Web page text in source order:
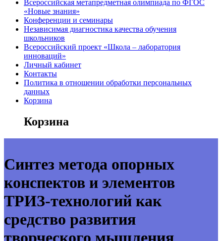
Всероссийская метапредметная олимпиада по ФГОС
«Новые знания»
Конференции и семинары
Независимая диагностика качества обучения
школьников
Всероссийский проект «Школа – лаборатория
инноваций»
Личный кабинет
Контакты
Политика в отношении обработки персональных
данных
Корзина
Корзина
Синтез метода опорных
конспектов и элементов
ТРИЗ-технологий как
средство развития